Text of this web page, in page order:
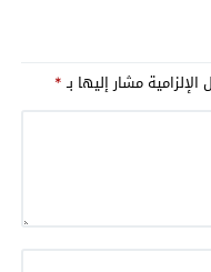
الإلزامية مشار إليها بـ*